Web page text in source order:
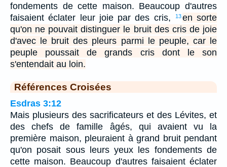
fondements de cette maison. Beaucoup d'autres
faisaient éclater leur joie par des cris,
13en sorte
qu'on ne pouvait distinguer le bruit des cris de joie
d'avec le bruit des pleurs parmi le peuple, car le
peuple poussait de grands cris dont le son
s'entendait au loin.
Références Croisées
Esdras 3:12
Mais plusieurs des sacrificateurs et des Lévites, et
des chefs de famille âgés, qui avaient vu la
première maison, pleuraient à grand bruit pendant
qu'on posait sous leurs yeux les fondements de
cette maison. Beaucoup d'autres faisaient éclater